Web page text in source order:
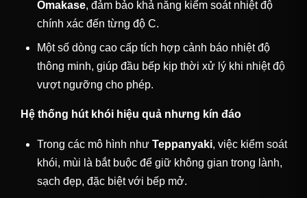
Omakase, đảm bảo khả năng kiểm soát nhiệt độ
chính xác đến từng độ C.
Một số dòng cao cấp tích hợp cảnh báo nhiệt độ
thông minh, giúp đầu bếp kịp thời xử lý khi nhiệt độ
vượt ngưỡng cho phép.
Hệ thống hút khói hiệu quả nhưng kín đáo
Trong các mô hình như Teppanyaki, việc kiểm soát
khói, mùi là bắt buộc để giữ không gian trong lành,
sạch đẹp, đặc biệt với bếp mở.